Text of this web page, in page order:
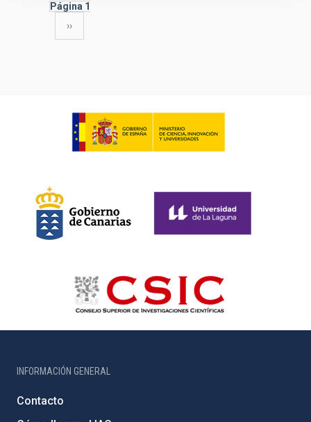
Paginación
Página 1
Siguiente
››
INFORMACIÓN GENERAL
Contacto